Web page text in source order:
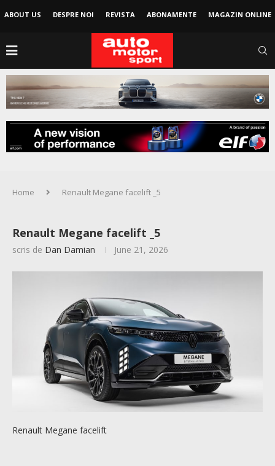
ABOUT US DESPRE NOI REVISTA ABONAMENTE MAGAZIN ONLINE
Home Renault Megane facelift _5
Renault Megane facelift _5
scris de Dan Damian June 21, 2026
Renault Megane facelift